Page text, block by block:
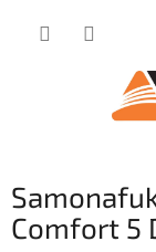
Comfort 5